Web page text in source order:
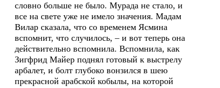
словно больше не было. Мурада не стало, и
все на свете уже не имело значения. Мадам
Вилар сказала, что со временем Ясмина
вспомнит, что случилось, – и вот теперь она
действительно вспомнила. Вспомнила, как
Зигфрид Майер поднял готовый к выстрелу
арбалет, и болт глубоко вонзился в шею
прекрасной арабской кобылы, на которой